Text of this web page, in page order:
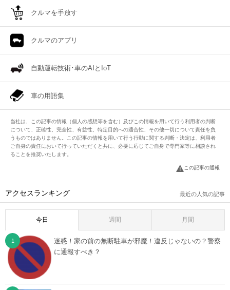
クルマを手放す
クルマのアプリ
自動運転技術･車のAIとIoT
車の用語集
当社は、この記事の情報（個人の感想等を含む）及びこの情報を用いて行う利用者の判断
について、正確性、完全性、有益性、特定目的への適合性、その他一切について責任を負
うものではありません。この記事の情報を用いて行う行動に関する判断・決定は、利用者
ご自身の責任において行っていただくと共に、必要に応じてご自身で専門家等に相談され
ることを推奨いたします。
この記事の通報
アクセスランキング 最近の人気の記事
今日 週間 月間
迷惑！家の前の無断駐車が邪魔！違反じゃないの？警察
に通報すべき？